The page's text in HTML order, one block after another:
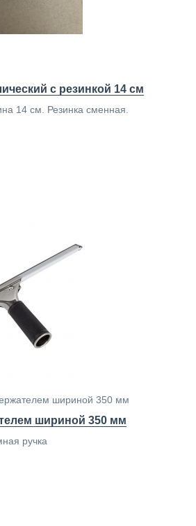
с резинкой 14 см
14 см. Резинка сменная.
шириной 350 мм
шириной 350 мм
ручка